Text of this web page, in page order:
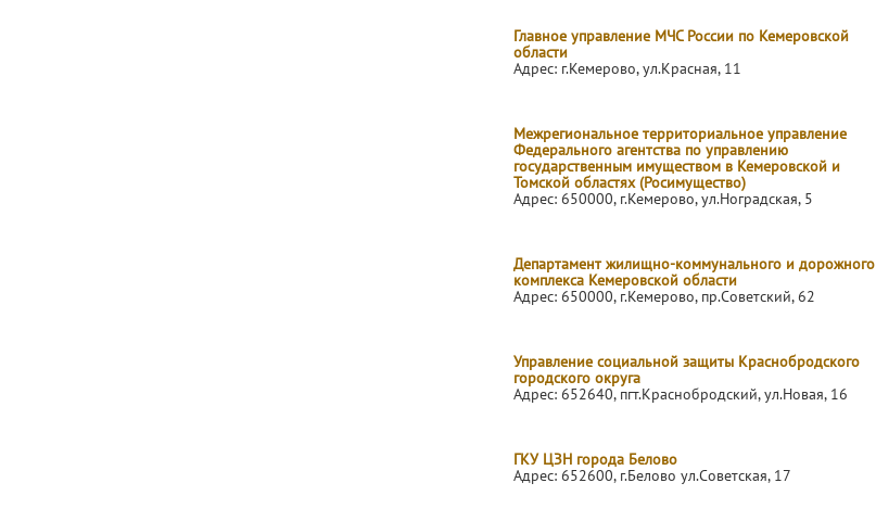
Главное управление МЧС России по Кемеровской
области
Адрес: г.Кемерово, ул.Красная, 11
Межрегиональное территориальное управление
Федерального агентства по управлению
государственным имуществом в Кемеровской и
Томской областях (Росимущество)
Адрес: 650000, г.Кемерово, ул.Ноградская, 5
Департамент жилищно-коммунального и дорожного
комплекса Кемеровской области
Адрес: 650000, г.Кемерово, пр.Советский, 62
Управление социальной защиты Краснобродского
городского округа
Адрес: 652640, пгт.Краснобродский, ул.Новая, 16
ГКУ ЦЗН города Белово
Адрес: 652600, г.Белово ул.Советская, 17